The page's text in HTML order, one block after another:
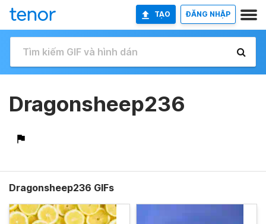
TẠO ĐĂNG NHẬP
Dragonsheep236
Dragonsheep236 GIFs